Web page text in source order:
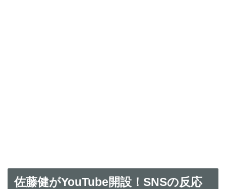
佐藤健がYouTube開設！SNSの反応